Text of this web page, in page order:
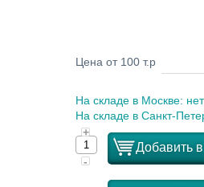
Цена от 100 т.р
На складе в Москве: нет
На складе в Санкт-
+
-
Добавить